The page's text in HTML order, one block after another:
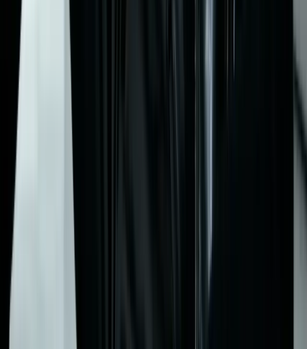
AI Destekli Moda
AI moda asistanı
yolculuğuna başla
Gardırop fotoğraflarını yükle ve anında kişiselleştirilmiş kombin
önerileri al